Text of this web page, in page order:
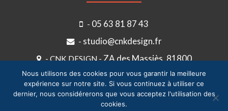
- 05 63 81 87 43
- studio@cnkdesign.fr
- CNK DESIGN -ZA des Massiès, 81800
COUFFOULEUX
Nous utilisons des cookies pour vous garantir la meilleure
expérience sur notre site. Si vous continuez à utiliser ce
dernier, nous considérerons que vous acceptez l'utilisation des
cookies.